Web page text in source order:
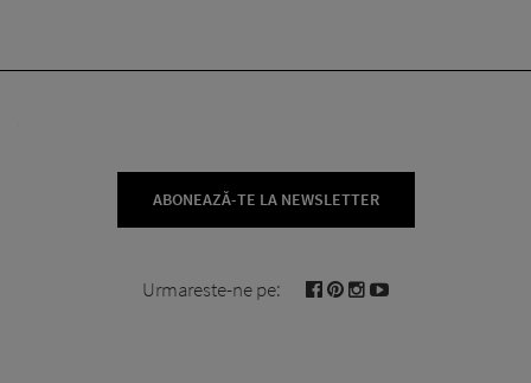
ABONEAZĂ-TE LA NEWSLETTER
Urmareste-ne pe: